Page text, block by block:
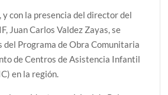
con la presencia del director del
Juan Carlos Valdez Zayas, se
del Programa de Obra Comunitaria
de Centros de Asistencia Infantil
en la región.